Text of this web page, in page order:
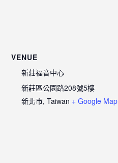
VENUE
新莊福音中心
新莊區公園路208號5樓
新北市, Taiwan + Google Map